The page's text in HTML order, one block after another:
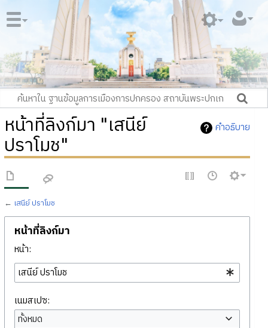
คำอธิบาย
หน้าที่ลิงก์มา "เสนีย์
ปราโมช"
← เสนีย์ ปราโมช
หน้าที่ลิงก์มา
หน้า:
เนมสเปซ:
ทั้งหมด